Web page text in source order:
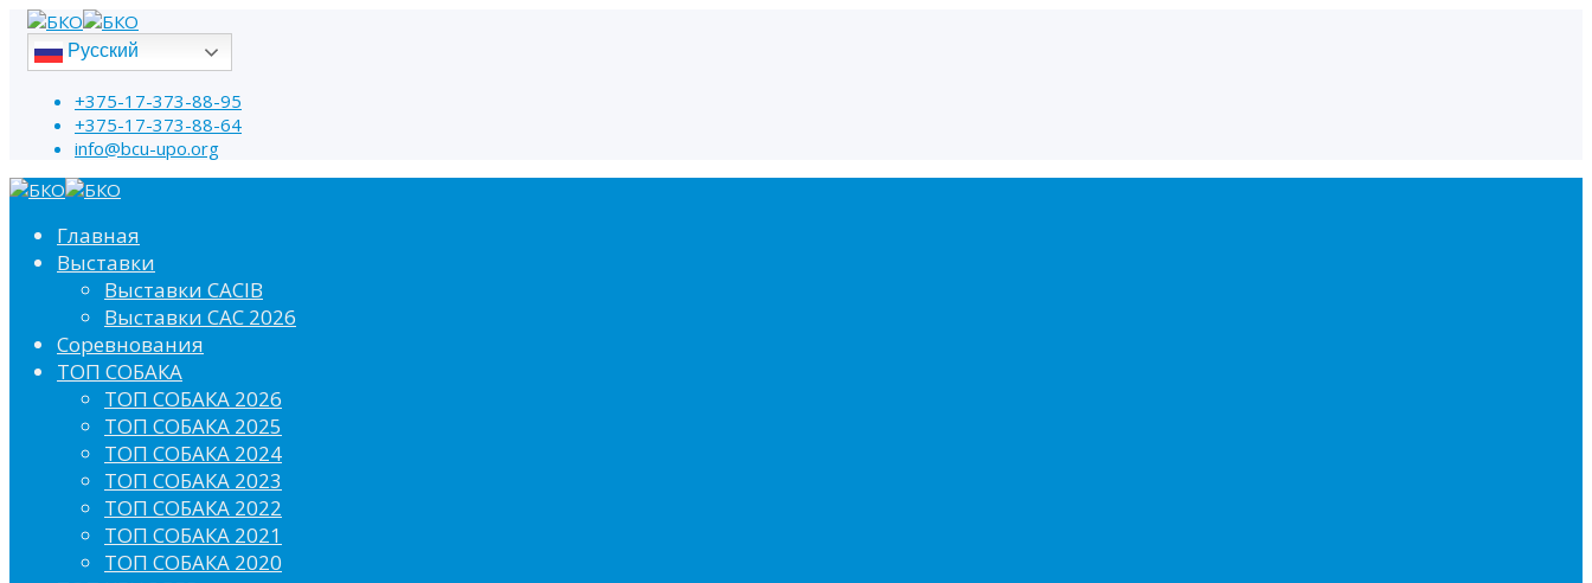
Русский
+375-17-373-88-95
+375-17-373-88-64
info@bcu-upo.org
Главная
Выставки
Выставки CACIB
Выставки САС 2026
Соревнования
ТОП СОБАКА
ТОП СОБАКА 2026
ТОП СОБАКА 2025
ТОП СОБАКА 2024
ТОП СОБАКА 2023
ТОП СОБАКА 2022
ТОП СОБАКА 2021
ТОП СОБАКА 2020